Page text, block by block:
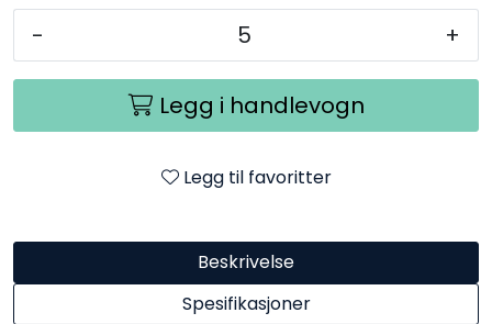
- +
Legg i handlevogn
Legg til favoritter
Beskrivelse
Spesifikasjoner